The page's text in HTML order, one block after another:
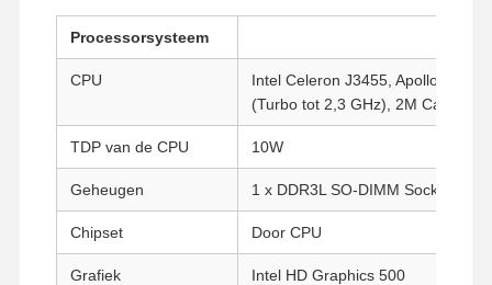
Processorsysteem
CPU
Intel Celeron J3455, Apollo Lake,
(Turbo tot 2,3 GHz), 2M Cache,
TDP van de CPU 10W
Geheugen 1 x DDR3L SO-DIMM Socket ((tot
Chipset Door CPU
Grafiek Intel HD Graphics 500